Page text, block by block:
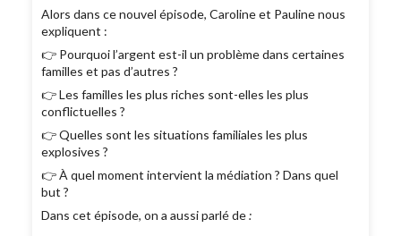
Alors dans ce nouvel épisode, Caroline et Pauline nous
expliquent :
👉 Pourquoi l’argent est-il un problème dans certaines
familles et pas d’autres ?
👉 Les familles les plus riches sont-elles les plus
conflictuelles ?
👉 Quelles sont les situations familiales les plus
explosives ?
👉 À quel moment intervient la médiation ? Dans quel
but ?
Dans cet épisode, on a aussi parlé de: